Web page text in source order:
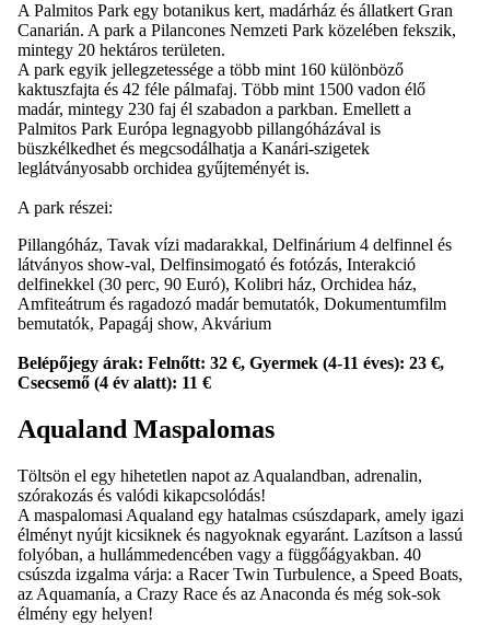
A Palmitos Park egy botanikus kert, madárház és állatkert Gran
Canarián. A park a Pilancones Nemzeti Park közelében fekszik,
mintegy 20 hektáros területen.
A park egyik jellegzetessége a több mint 160 különböző
kaktuszfajta és 42 féle pálmafaj. Több mint 1500 vadon élő
madár, mintegy 230 faj él szabadon a parkban. Emellett a
Palmitos Park Európa legnagyobb pillangóházával is
büszkélkedhet és megcsodálhatja a Kanári-szigetek
leglátványosabb orchidea gyűjteményét is.
A park részei:
Pillangóház, Tavak vízi madarakkal, Delfinárium 4 delfinnel és
látványos show-val, Delfinsimogató és fotózás, Interakció
delfinekkel (30 perc, 90 Euró), Kolibri ház, Orchidea ház,
Amfiteátrum és ragadozó madár bemutatók, Dokumentumfilm
bemutatók, Papagáj show, Akvárium
Belépőjegy árak: Felnőtt: 32 €, Gyermek (4-11 éves): 23 €,
Csecsemő (4 év alatt): 11 €
Aqualand Maspalomas
Töltsön el egy hihetetlen napot az Aqualandban, adrenalin,
szórakozás és valódi kikapcsolódás!
A maspalomasi Aqualand egy hatalmas csúszdapark, amely igazi
élményt nyújt kicsiknek és nagyoknak egyaránt. Lazítson a lassú
folyóban, a hullámmedencében vagy a függőágyakban. 40
csúszda izgalma várja: a Racer Twin Turbulence, a Speed ​​Boats,
az Aquamanía, a Crazy Race és az Anaconda és még sok-sok
élmény egy helyen!